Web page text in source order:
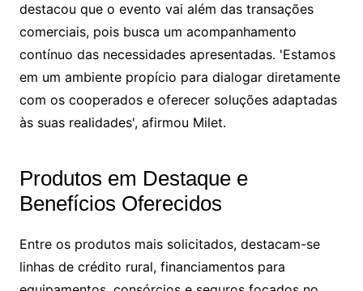
destacou que o evento vai além das transações
comerciais, pois busca um acompanhamento
contínuo das necessidades apresentadas. 'Estamos
em um ambiente propício para dialogar diretamente
com os cooperados e oferecer soluções adaptadas
às suas realidades', afirmou Milet.
Produtos em Destaque e
Benefícios Oferecidos
Entre os produtos mais solicitados, destacam-se
linhas de crédito rural, financiamentos para